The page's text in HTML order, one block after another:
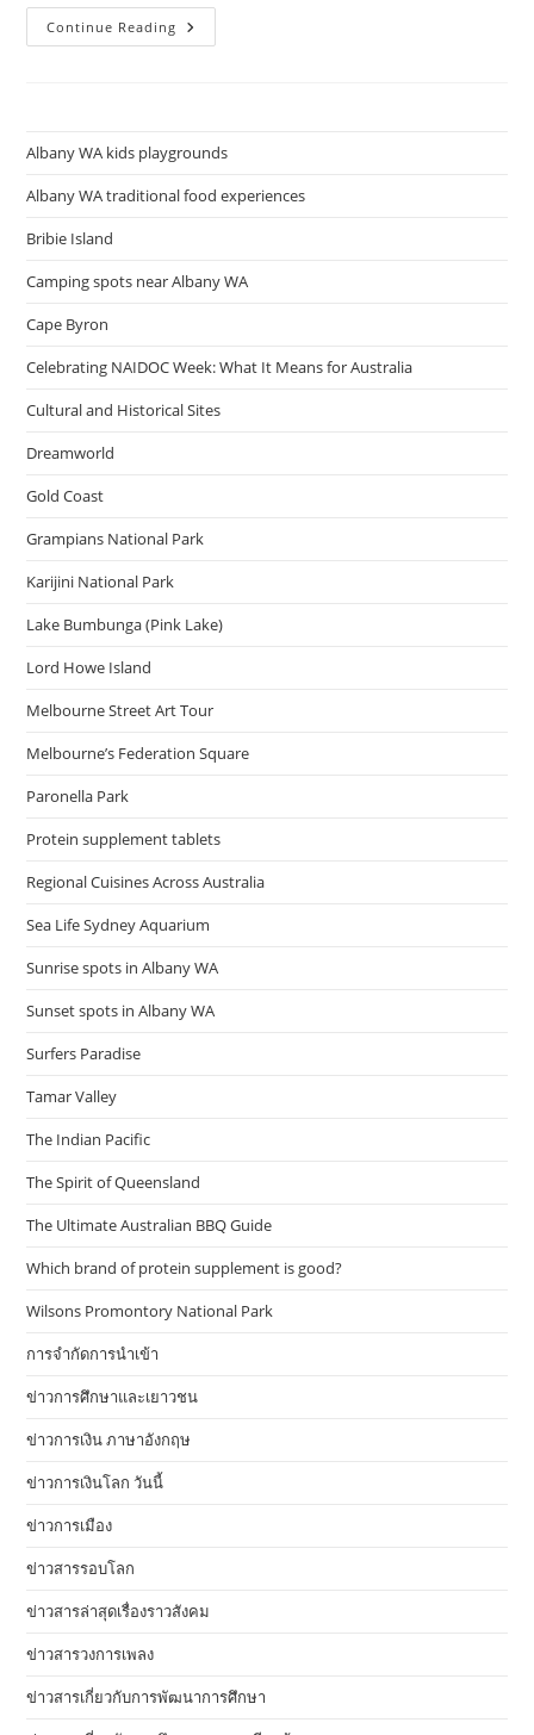
Continue Reading Cape
Byron
Albany WA kids playgrounds
Albany WA traditional food experiences
Bribie Island
Camping spots near Albany WA
Cape Byron
Celebrating NAIDOC Week: What It Means for Australia
Cultural and Historical Sites
Dreamworld
Gold Coast
Grampians National Park
Karijini National Park
Lake Bumbunga (Pink Lake)
Lord Howe Island
Melbourne Street Art Tour
Melbourne’s Federation Square
Paronella Park
Protein supplement tablets
Regional Cuisines Across Australia
Sea Life Sydney Aquarium
Sunrise spots in Albany WA
Sunset spots in Albany WA
Surfers Paradise
Tamar Valley
The Indian Pacific
The Spirit of Queensland
The Ultimate Australian BBQ Guide
Which brand of protein supplement is good?
Wilsons Promontory National Park
การจำกัดการนำเข้า
ข่าวการศึกษาและเยาวชน
ข่าวการเงิน ภาษาอังกฤษ
ข่าวการเงินโลก วันนี้
ข่าวการเมือง
ข่าวสารรอบโลก
ข่าวสารล่าสุดเรื่องราวสังคม
ข่าวสารวงการเพลง
ข่าวสารเกี่ยวกับการพัฒนาการศึกษา